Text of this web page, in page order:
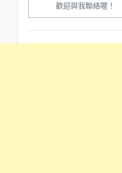
歡迎與我聯絡喔！